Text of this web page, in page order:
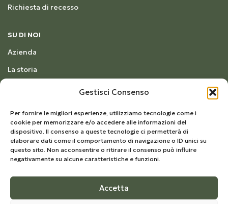
Gestisci Consenso
Per fornire le migliori esperienze, utilizziamo tecnologie come i
cookie per memorizzare e/o accedere alle informazioni del
dispositivo. Il consenso a queste tecnologie ci permetterà di
elaborare dati come il comportamento di navigazione o ID unici su
questo sito. Non acconsentire o ritirare il consenso può influire
negativamente su alcune caratteristiche e funzioni.
Accetta
Richiesta di recesso
SU DI NOI
Azienda
La storia
La nostra Newsletter
Iscriviti per rimanere aggiornato sul mondo di Olio
Congedi,